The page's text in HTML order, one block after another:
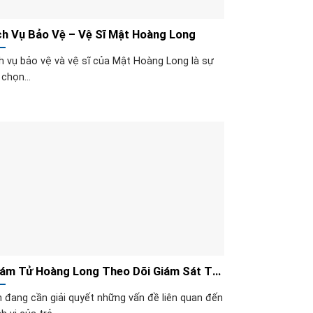
Vụ Bảo Vệ – Vệ Sĩ Mật Hoàng Long
vụ bảo vệ và vệ sĩ của Mật Hoàng Long là sự
Tử Hoàng Long Theo Dõi Giám Sát Trẻ
Niên
đang cần giải quyết những vấn đề liên quan đến